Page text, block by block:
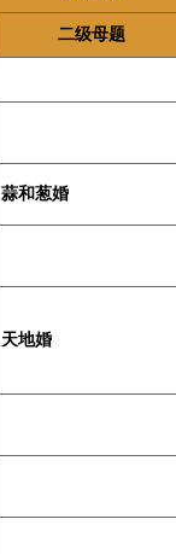
二级母题
蒜和葱婚
天地婚